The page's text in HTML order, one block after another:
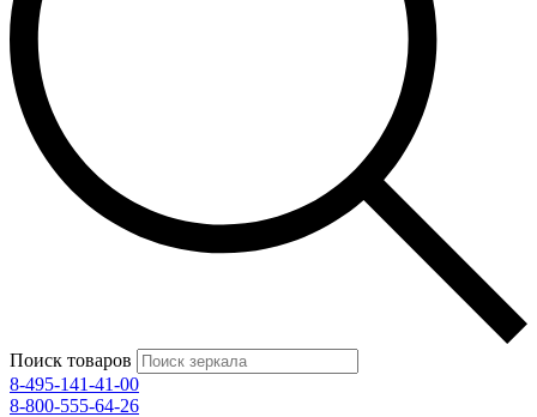
Поиск товаров
8-495-141-41-00
8-800-555-64-26